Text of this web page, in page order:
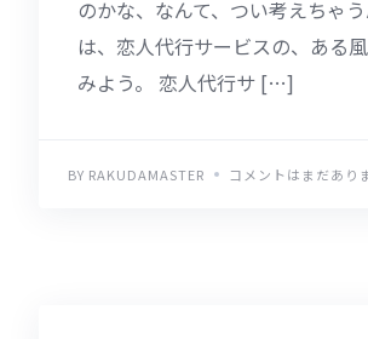
のかな、なんて、つい考えちゃ
は、恋人代行サービスの、ある
みよう。 恋人代行サ […]
BY RAKUDAMASTER コメントはまだあり